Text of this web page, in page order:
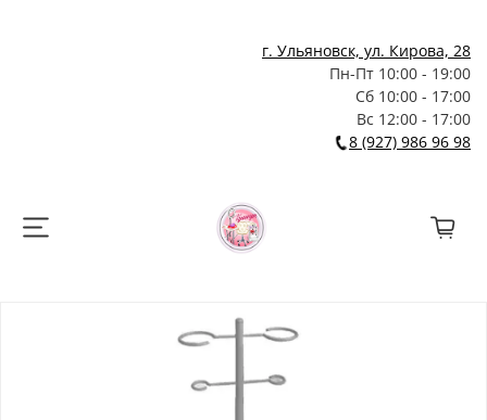
г. Ульяновск, ул. Кирова, 28
Пн-Пт 10:00 - 19:00
Сб 10:00 - 17:00
Вс 12:00 - 17:00
8 (927) 986 96 98